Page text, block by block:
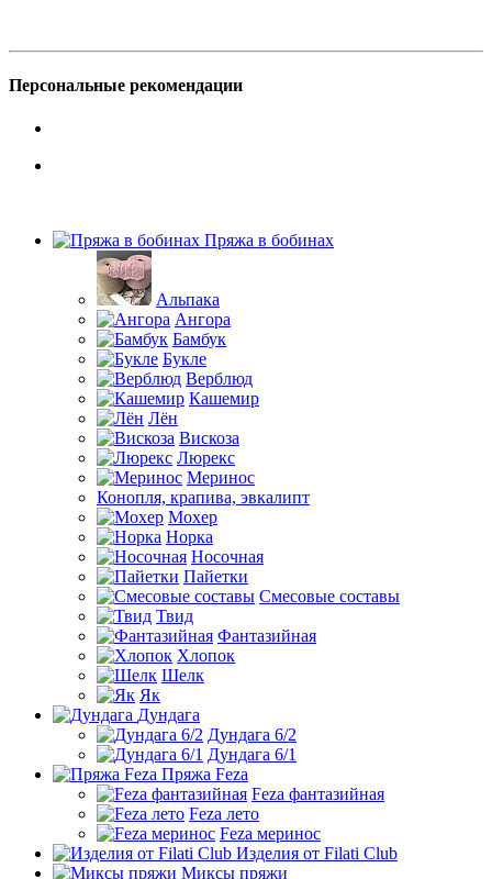
Персональные рекомендации
Пряжа в бобинах
Альпака
Ангора
Бамбук
Букле
Верблюд
Кашемир
Лён
Вискоза
Люрекс
Меринос
Конопля, крапива, эвкалипт
Мохер
Норка
Носочная
Пайетки
Смесовые составы
Твид
Фантазийная
Хлопок
Шелк
Як
Дундага
Дундага 6/2
Дундага 6/1
Пряжа Feza
Feza фантазийная
Feza лето
Feza меринос
Изделия от Filati Club
Миксы пряжи